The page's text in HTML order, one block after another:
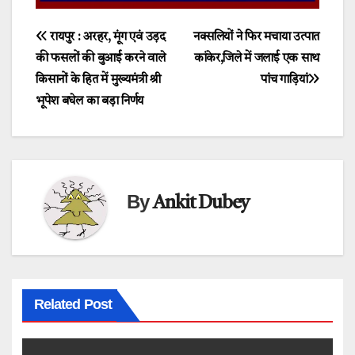
Post
navigation
नक्सलियों ने फिर मचाया उत्पात
कांकेर,जिले में जलाई एक साथ
पांच गाड़ियां
रायपुर : अरहर, मूंग एवं उड़द
की फसलों की बुआई करने वाले
किसानों के हित में मुख्यमंत्री श्री
भूपेश बघेल का बड़ा निर्णय
ByAnkit Dubey
Related Post